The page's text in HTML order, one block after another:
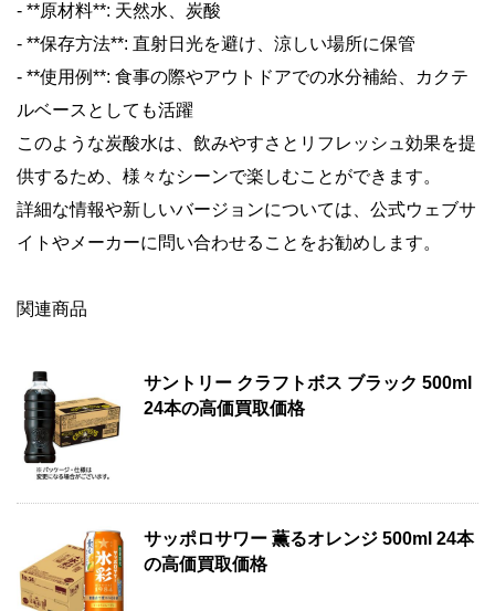
- **原材料**: 天然水、炭酸
- **保存方法**: 直射日光を避け、涼しい場所に保管
- **使用例**: 食事の際やアウトドアでの水分補給、カクテ
ルベースとしても活躍
このような炭酸水は、飲みやすさとリフレッシュ効果を提
供するため、様々なシーンで楽しむことができます。
詳細な情報や新しいバージョンについては、公式ウェブサ
イトやメーカーに問い合わせることをお勧めします。
関連商品
サントリー クラフトボス ブラック 500ml
24本の高価買取価格
サッポロサワー 薫るオレンジ 500ml 24本
の高価買取価格